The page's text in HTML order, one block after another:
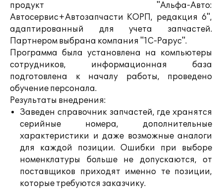
продукт "Альфа-Авто:
Автосервис+Автозапчасти КОРП, редакция 6",
адаптированный для учета запчастей.
Партнером выбрана компания "1С-Рарус".
Программа была установлена на компьютеры
сотрудников, информационная база
подготовлена к началу работы, проведено
обучение персонала.
Результаты внедрения:
Заведен справочник запчастей, где хранятся
серийные номера, дополнительные
характеристики и даже возможные аналоги
для каждой позиции. Ошибки при выборе
номенклатуры больше не допускаются, от
поставщиков приходят именно те позиции,
которые требуются заказчику.